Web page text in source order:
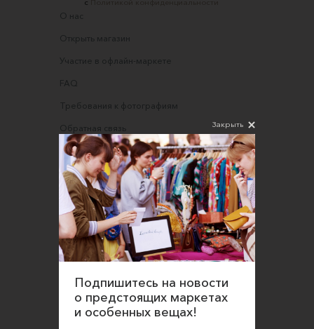
с
О нас
Открыть магазин
Участие в офлайн-маркете
FAQ
Требования к фотографиям
Обратная связь
Соглашение об оказании услуг
Правила сайта
Оферта для продавцов
Оферта для покупателей
Политика конфиденциальности
Согласие на обработку персональных данных
Закрыть
Подпишитесь на новости
о предстоящих маркетах
и особенных вещах!